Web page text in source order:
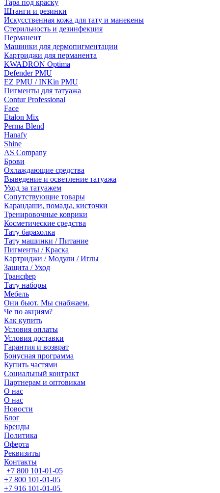
Тара под краску
Штанги и резинки
Искусственная кожа для тату и манекены
Стерильность и дезинфекция
Перманент
Машинки для дермопигментации
Картриджи для перманента
KWADRON Optima
Defender PMU
EZ PMU / INKin PMU
Пигменты для татуажа
Contur Professional
Face
Etalon Mix
Perma Blend
Hanafy
Shine
AS Company
Брови
Охлаждающие средства
Выведение и осветление татуажа
Уход за татуажем
Сопутствующие товары
Карандаши, помады, кисточки
Тренировочные коврики
Косметические средства
Тату барахолка
Тату машинки / Питание
Пигменты / Краска
Картриджи / Модули / Иглы
Защита / Уход
Трансфер
Тату наборы
Мебель
Они бьют. Мы снабжаем.
Че по акциям?
Как купить
Условия оплаты
Условия доставки
Гарантия и возврат
Бонусная программа
Купить частями
Социальный контракт
Партнерам и оптовикам
О нас
О нас
Новости
Блог
Бренды
Политика
Оферта
Реквизиты
Контакты
+7 800 101-01-05
+7 800 101-01-05
+7 916 101-01-05